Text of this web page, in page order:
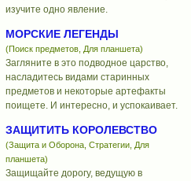
изучите одно явление.
МОРСКИЕ ЛЕГЕНДЫ
(Поиск предметов, Для планшета)
Загляните в это подводное царство,
насладитесь видами старинных
предметов и некоторые артефакты
поищете. И интересно, и успокаивает.
ЗАЩИТИТЬ КОРОЛЕВСТВО
(Защита и Оборона, Стратегии, Для
планшета)
Защищайте дорогу, ведущую в